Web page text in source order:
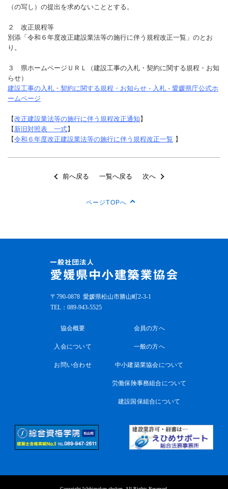
（の写し）の提出を求めないこととする。
２ 改正規程等
別添「令和６年度改正建設業法等の施行に伴う規程改正一覧」のとお
り。
３ 県ホームページＵＲＬ（建設工事の入札・契約に関する規程・お知
らせ）
建設工事の入札・契約に関する規程・お知らせ - 入札 - 愛媛県庁公式ホ
ームページ
【改正建設業法等の施行に伴う規程改正通知 】
【 新旧対照表 一式】
【令和６年度改正建設業法等の施行に伴う規程改正一覧 】
前へ戻る 一覧へ戻る 次へ
ページTOPへ
〒790-0878 愛媛県松山市勝山町2-3-1
TEL： 089-943-5525
協会概要
入会について
お問い合わせ
会員の方へ
一般の方へ
中小建築業協会について
労働保険事務組合について
建設国保組合について